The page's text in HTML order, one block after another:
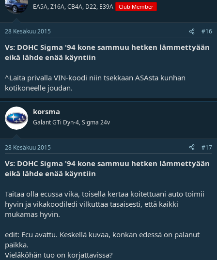
EA5A, Z16A, CB4A, D22, E39A Club Member
28 Kesäkuu 2015 #16
Vs: DOHC Sigma '94 kone sammuu hetken lämmettyään
eikä lähde enää käyntiin
^Laita privalla VIN-koodi niin tsekkaan ASAsta kunhan
kotikoneelle joudan.
korsma
Galant GTi Dyn-4, Sigma 24v
28 Kesäkuu 2015 #17
Vs: DOHC Sigma '94 kone sammuu hetken lämmettyään
eikä lähde enää käyntiin
Taitaa olla ecussa vika, toisella kertaa koitettuani auto toimii
hyvin ja vikakoodiledi vilkuttaa tasaisesti, että kaikki
mukamas hyvin.
edit: Ecu avattu. Keskellä kuvaa, konkan edessä on palanut
paikka.
Vieläköhän tuo on korjattavissa?